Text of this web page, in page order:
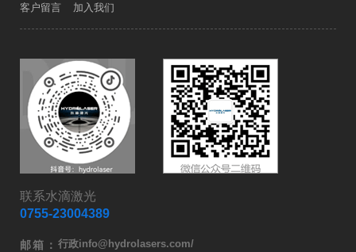
客户留言 加入我们
联系水滴激光
0755-23004389
邮箱： 行政info@hydrolasers.com/